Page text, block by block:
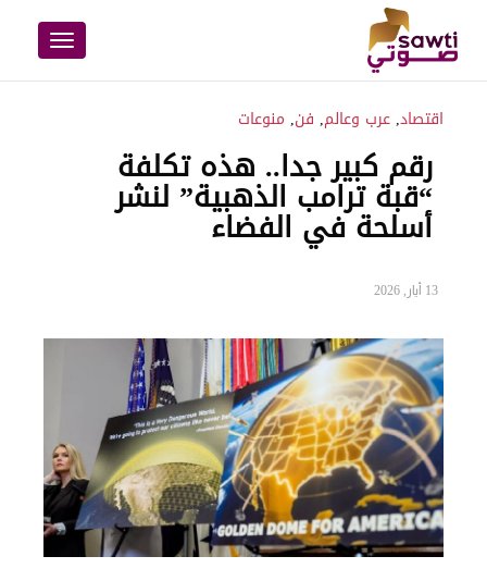
Toggle
navigation
اقتصاد,عرب وعالم, فن, منوعات
رقم كبير جدا.. هذه تكلفة
“قبة ترامب الذهبية” لنشر
أسلحة في الفضاء
13 أيار, 2026